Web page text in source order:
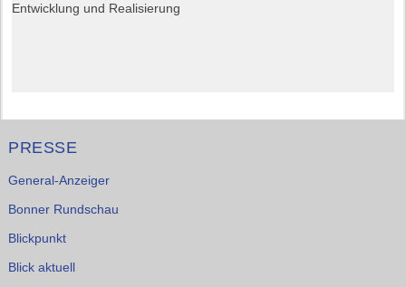
Entwicklung und Realisierung
PRESSE
General-Anzeiger
Bonner Rundschau
Blickpunkt
Blick aktuell